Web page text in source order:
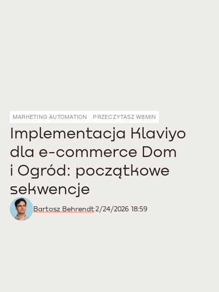
MARKETING AUTOMATION PRZECZYTASZ W8MIN
Implementacja Klaviyo
dla e-commerce Dom
i Ogród: początkowe
sekwencje
Bartosz Behrendt2/24/2026 18:59